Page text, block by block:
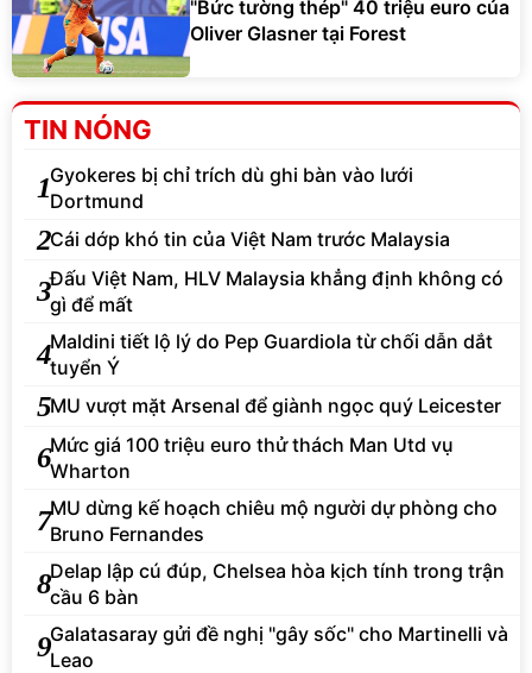
"Bức tường thép" 40 triệu euro của
Oliver Glasner tại Forest
TIN NÓNG
1Gyokeres bị chỉ trích dù ghi bàn vào lưới
Dortmund
2Cái dớp khó tin của Việt Nam trước Malaysia
3Đấu Việt Nam, HLV Malaysia khẳng định không có
gì để mất
4Maldini tiết lộ lý do Pep Guardiola từ chối dẫn dắt
tuyển Ý
5MU vượt mặt Arsenal để giành ngọc quý Leicester
6Mức giá 100 triệu euro thử thách Man Utd vụ
Wharton
7MU dừng kế hoạch chiêu mộ người dự phòng cho
Bruno Fernandes
8Delap lập cú đúp, Chelsea hòa kịch tính trong trận
cầu 6 bàn
9Galatasaray gửi đề nghị "gây sốc" cho Martinelli và
Leao